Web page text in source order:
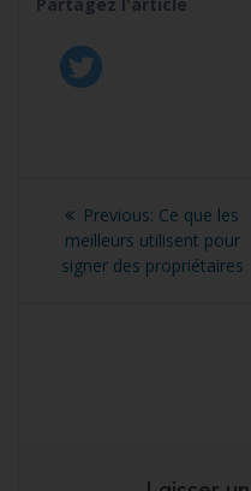
Navigation
Previous: Previous
post:
Ce que les
meilleurs utilisent pour
signer des propriétaires